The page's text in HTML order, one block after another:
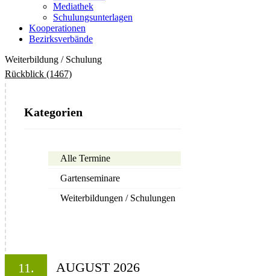
Mediathek
Schulungsunterlagen
Kooperationen
Bezirksverbände
Weiterbildung / Schulung
Rückblick (1467)
Kategorien
Alle Termine
Gartenseminare
Weiterbildungen / Schulungen
11. AUGUST 2026